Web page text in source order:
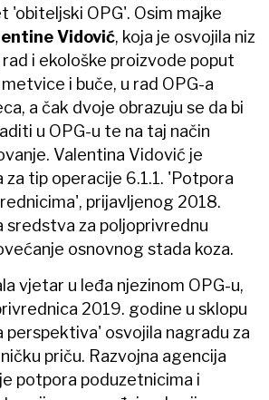
'obiteljski OPG'. Osim majke
Vidović, koja je osvojila niz
rad i ekološke proizvode poput
i buče, u rad OPG-a
a čak dvoje obrazuju se da bi
u OPG-u te na taj način
Valentina Vidović je
tip operacije 6.1.1. 'Potpora
prijavljenog 2018.
sredstva za poljoprivrednu
osnovnog stada koza.
vjetar u leđa njezinom OPG-u,
2019. godine u sklopu
perspektiva' osvojila nagradu za
priču. Razvojna agencija
potpora poduzetnicima i